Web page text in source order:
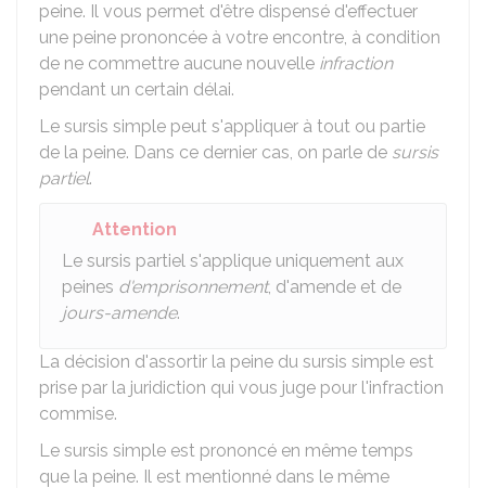
peine. Il vous permet d'être dispensé d'effectuer
une peine prononcée à votre encontre, à condition
de ne commettre aucune nouvelle infraction
pendant un certain délai.
Le sursis simple peut s'appliquer à tout ou partie
de la peine. Dans ce dernier cas, on parle de sursis
partiel.
Attention
Le sursis partiel s'applique uniquement aux
peines d'emprisonnement, d'amende et de
jours-amende.
La décision d'assortir la peine du sursis simple est
prise par la juridiction qui vous juge pour l'infraction
commise.
Le sursis simple est prononcé en même temps
que la peine. Il est mentionné dans le même